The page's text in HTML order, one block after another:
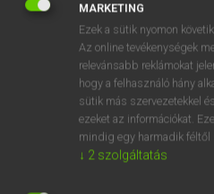
DÍJMENTES ANGOL SZÓTÁR
MARKETING
Ezek a sütik nyomon
Az online tevékenységek
relevánsabb reklámokat
hogy a felhasználó hány
sütik más szervezetekkel
ezeket az információkat.
mindig egy harmadik féltől
↓ 2 szolgáltatás